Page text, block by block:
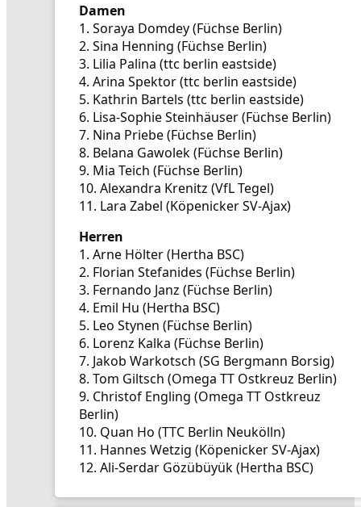
Damen
1. Soraya Domdey (Füchse Berlin)
2. Sina Henning (Füchse Berlin)
3. Lilia Palina (ttc berlin eastside)
4. Arina Spektor (ttc berlin eastside)
5. Kathrin Bartels (ttc berlin eastside)
6. Lisa-Sophie Steinhäuser (Füchse Berlin)
7. Nina Priebe (Füchse Berlin)
8. Belana Gawolek (Füchse Berlin)
9. Mia Teich (Füchse Berlin)
10. Alexandra Krenitz (VfL Tegel)
11. Lara Zabel (Köpenicker SV-Ajax)
Herren
1. Arne Hölter (Hertha BSC)
2. Florian Stefanides (Füchse Berlin)
3. Fernando Janz (Füchse Berlin)
4. Emil Hu (Hertha BSC)
5. Leo Stynen (Füchse Berlin)
6. Lorenz Kalka (Füchse Berlin)
7. Jakob Warkotsch (SG Bergmann Borsig)
8. Tom Giltsch (Omega TT Ostkreuz Berlin)
9. Christof Engling (Omega TT Ostkreuz
Berlin)
10. Quan Ho (TTC Berlin Neukölln)
11. Hannes Wetzig (Köpenicker SV-Ajax)
12. Ali-Serdar Gözübüyük (Hertha BSC)